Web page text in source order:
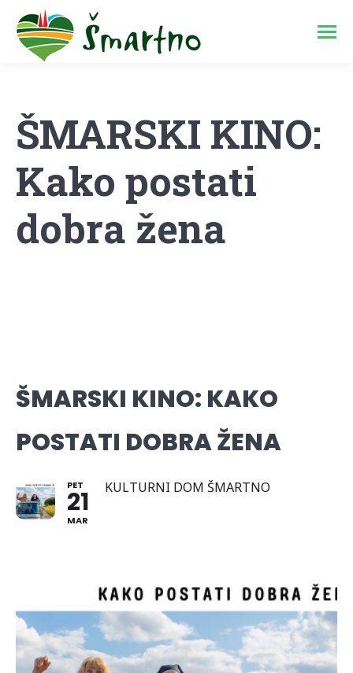
ŠMARSKI KINO:
Kako postati
dobra žena
ŠMARSKI KINO: KAKO
POSTATI DOBRA ŽENA
PET
21
MAR
KULTURNI DOM ŠMARTNO